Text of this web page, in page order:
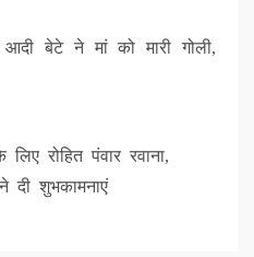
बेटे ने मां को मारी गोली,
रोहित पंवार रवाना,
दी शुभकामनाएं